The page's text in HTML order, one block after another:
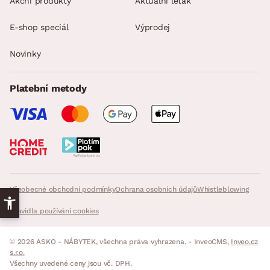
s DPH
Všeobecné obchodní podmínkyOchrana osobních údajůWhistleblowing
Pravidla používání cookies
E-shop speciál Výprodej
Novinky
Platební metody
© 2026 ASKO - NÁBYTEK, všechna práva vyhrazena. - InveoCMS, Inveo.cz
s.r.o.
Všechny uvedené ceny jsou vč. DPH.